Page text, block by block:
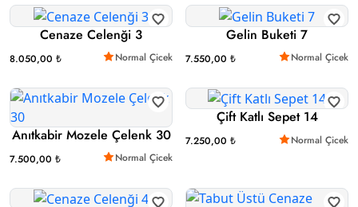
Cenaze Celenği 3
8.050,00 ₺ Normal Çicek
Gelin Buketi 7
7.550,00 ₺ Normal Çicek
Anıtkabir Mozele Çelenk 30
7.500,00 ₺ Normal Çicek
Çift Katlı Sepet 14
7.250,00 ₺ Normal Çicek